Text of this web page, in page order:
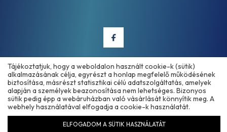
83220144137
BMW
83220306816
BMW
83220396706
MTF LT-3
BMW
Copyright © 2025 - 2026 www.olajmarket.hu
Árukereső.hu
Tájékoztatjuk, hogy a weboldalon használt cookie-k (sütik)
alkalmazásának célja, egyrészt a honlap megfelelő működésének
biztosítása, másrészt statisztikai célú adatszolgáltatás, amelyek
alapján a személyek beazonosítása nem lehetséges. Bizonyos
sütik pedig épp a webáruházban való vásárlását könnyítik meg. A
webhely használatával elfogadja a cookie-k használatát.
ELFOGADOM A SÜTIK HASZNÁLATÁT